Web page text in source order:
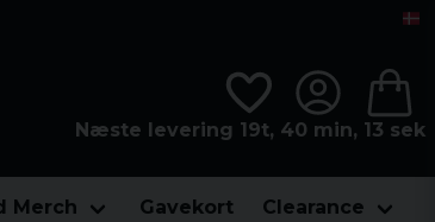
Næste levering 19t, 40 min, 13 sek
Merch Gavekort Clearance